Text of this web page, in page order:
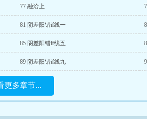
77 融洽上
81 阴差阳错if线一
85 阴差阳错if线五
89 阴差阳错if线九
更多章节...